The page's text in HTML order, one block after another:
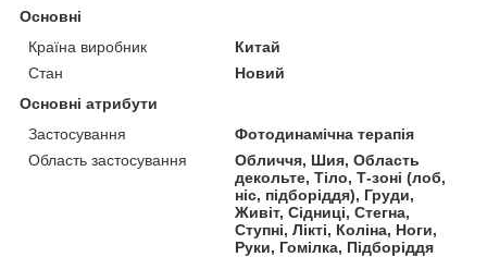
Основні
Країна виробник
Китай
Стан
Новий
Основні атрибути
Застосування
Фотодинамічна терапія
Область застосування
Обличчя, Шия, Область
декольте, Тіло, Т-зоні (лоб,
ніс, підборіддя), Груди,
Живіт, Сідниці, Стегна,
Ступні, Лікті, Коліна, Ноги,
Руки, Гомілка, Підборіддя